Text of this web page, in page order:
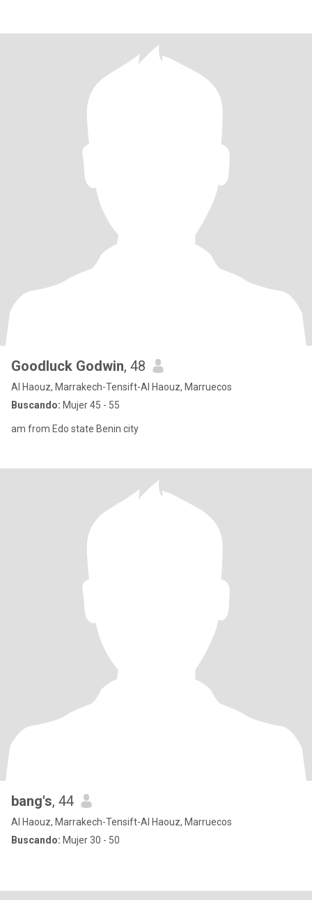
Goodluck Godwin, 48
Al Haouz, Marrakech-Tensift-Al Haouz, Marruecos
Buscando: Mujer 45 - 55
am from Edo state Benin city
bang's, 44
Al Haouz, Marrakech-Tensift-Al Haouz, Marruecos
Buscando: Mujer 30 - 50